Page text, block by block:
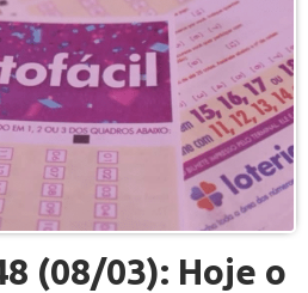
(08/03): Hoje o